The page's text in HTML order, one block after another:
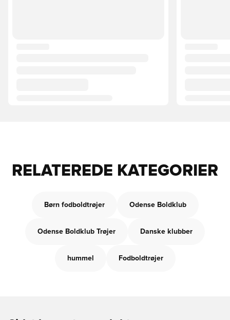
RELATEREDE KATEGORIER
Børn fodboldtrøjer Odense Boldklub
Odense Boldklub Trøjer Danske klubber
hummel Fodboldtrøjer